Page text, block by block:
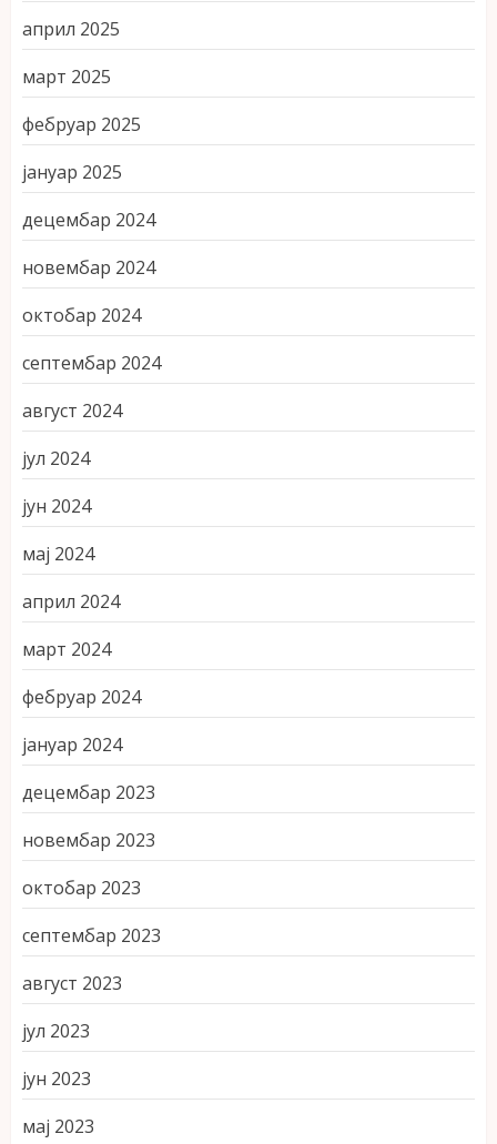
април 2025
март 2025
фебруар 2025
јануар 2025
децембар 2024
новембар 2024
октобар 2024
септембар 2024
август 2024
јул 2024
јун 2024
мај 2024
април 2024
март 2024
фебруар 2024
јануар 2024
децембар 2023
новембар 2023
октобар 2023
септембар 2023
август 2023
јул 2023
јун 2023
мај 2023